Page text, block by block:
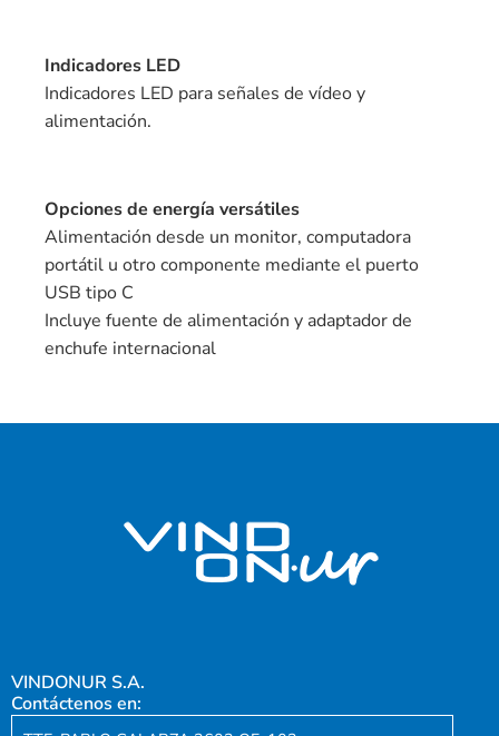
Indicadores LED
Indicadores LED para señales de vídeo y
alimentación.
Opciones de energía versátiles
Alimentación desde un monitor, computadora
portátil u otro componente mediante el puerto
USB tipo C
Incluye fuente de alimentación y adaptador de
enchufe internacional
VINDONUR S.A.
Contáctenos en: